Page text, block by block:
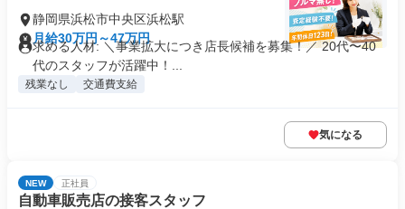
静岡県浜松市中央区浜松駅
月給30万円～47万円
求める人材: ＼事業拡大につき店長候補を募集！／ 20代〜40
代のスタッフが活躍中！...
残業なし 交通費支給
気になる
NEW 正社員
自動車販売店の接客スタッフ